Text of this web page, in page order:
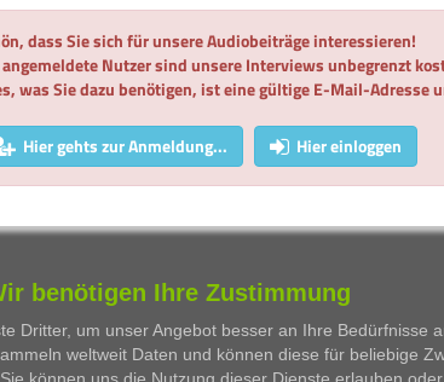
dass Sie sich für unsere Audiobeiträge interessieren!
angemeldete Nutzer sind unsere Interviews unbegrenzt
was Sie dazu benötigen, ist eine gültige E-Mail-Adresse
Hier gehts zur Anmeldung... Hier einloggen
Wertpapiere:
Bezeichnung ISIN
benötigen Ihre Zustimmung
Dritter, um unser Angebot besser an Ihre Bedürfnisse
weltweit Daten und können diese für beliebige